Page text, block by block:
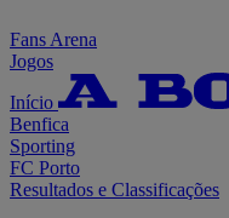
Fans Arena
Jogos
Início
Benfica
Sporting
FC Porto
Resultados e Classificações